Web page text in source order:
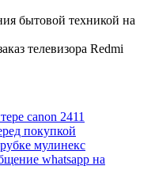
бытовой техникой на
телевизора Redmi
canon 2411
покупкой
мулинекс
whatsapp на